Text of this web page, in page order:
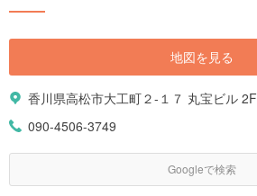
地図を見る
香川県高松市大工町２-１７ 丸宝ビル 2F
090-4506-3749
Googleで検索